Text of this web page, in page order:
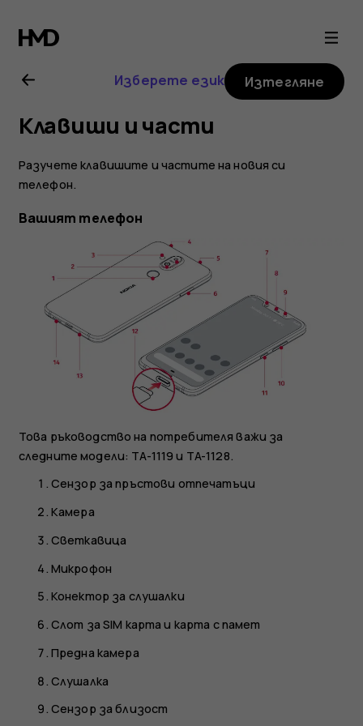
Ръководство
на
потребителя
за
Nokia
Изберете език Изтегляне
Клавиши и части
Разучете клавишите и частите на новия си
телефон.
Вашият телефон
Това ръководство на потребителя важи за
следните модели: TA-1119 и TA-1128.
Сензор за пръстови отпечатъци
Камера
Светкавица
Микрофон
Конектор за слушалки
Слот за SIM карта и карта с памет
Предна камера
Слушалка
Сензор за близост